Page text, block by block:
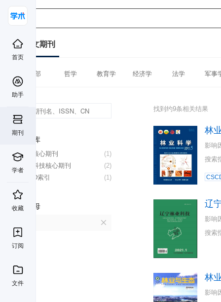
首页
助手
期刊
学者
收藏
订阅
文件
中文期刊
全部 哲学 教育学 经济学 法学 军事
数据库
(1)
北大核心期刊
(2)
中国科技核心期刊
(1)
CSCD索引
首字母
找到约9条相关结果
林
影响
搜索
辽
影响
搜索
林
影响